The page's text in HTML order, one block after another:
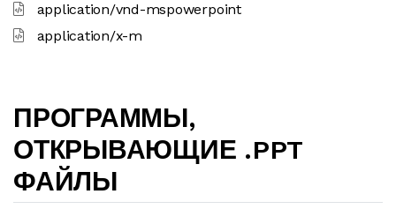
application/vnd-mspowerpoint
application/x-m
ПРОГРАММЫ,
ОТКРЫВАЮЩИЕ .PPT
ФАЙЛЫ